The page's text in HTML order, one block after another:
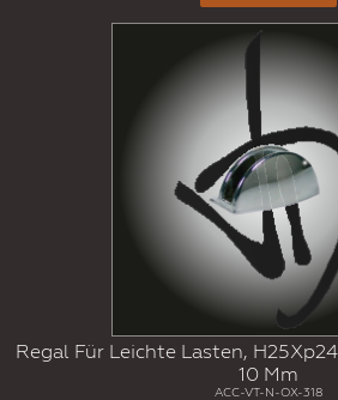
Regal Für Leichte Lasten,
10 Mm
ACC-VT-N-OX-318